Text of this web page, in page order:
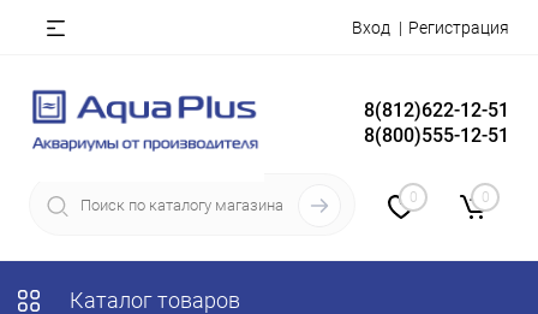
Вход Регистрация
8(812)622-12-51
8(800)555-12-51
0 0
Каталог товаров